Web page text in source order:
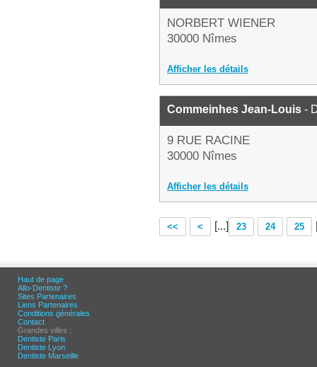
NORBERT WIENER
30000 Nîmes
Afficher les détails
Commeinhes Jean-Louis -
9 RUE RACINE
30000 Nîmes
Afficher les détails
<< < [...] 23 24 25
Haut de page
Allo-Dentiste ?
Sites Partenaires
Liens Partenaires
Conditions générales
Contact
Grandes villes :
Dentiste Paris
Dentiste Lyon
Dentiste Marseille